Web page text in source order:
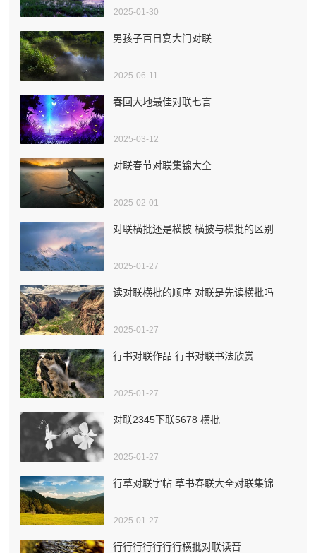
2025-01-30
男孩子百日宴大门对联
2025-06-11
春回大地最佳对联七言
2025-03-12
对联春节对联集锦大全
2025-02-01
对联横批还是横披 横披与横批的区别
2025-01-27
读对联横批的顺序 对联是先读横批吗
2025-01-27
行书对联作品 行书对联书法欣赏
2025-01-27
对联2345下联5678 横批
2025-01-27
行草对联字帖 草书春联大全对联集锦
2025-01-27
行行行行行行行横批对联读音